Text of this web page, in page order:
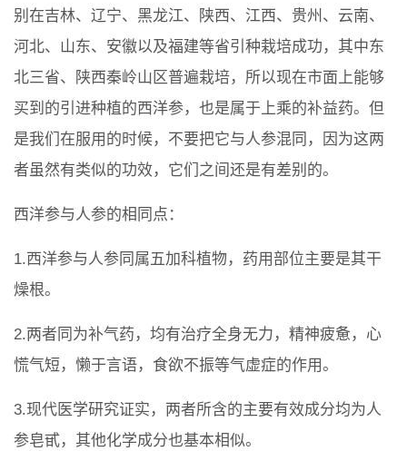
别在吉林、辽宁、黑龙江、陕西、江西、贵州、云南、
河北、山东、安徽以及福建等省引种栽培成功，其中东
北三省、陕西秦岭山区普遍栽培，所以现在市面上能够
买到的引进种植的西洋参，也是属于上乘的补益药。但
是我们在服用的时候，不要把它与人参混同，因为这两
者虽然有类似的功效，它们之间还是有差别的。
西洋参与人参的相同点：
1.西洋参与人参同属五加科植物，药用部位主要是其干
燥根。
2.两者同为补气药，均有治疗全身无力，精神疲惫，心
慌气短，懒于言语，食欲不振等气虚症的作用。
3.现代医学研究证实，两者所含的主要有效成分均为人
参皂甙，其他化学成分也基本相似。